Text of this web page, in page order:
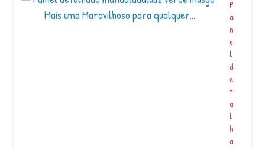
P
ai
n
e
l
d
e
t
a
l
h
a